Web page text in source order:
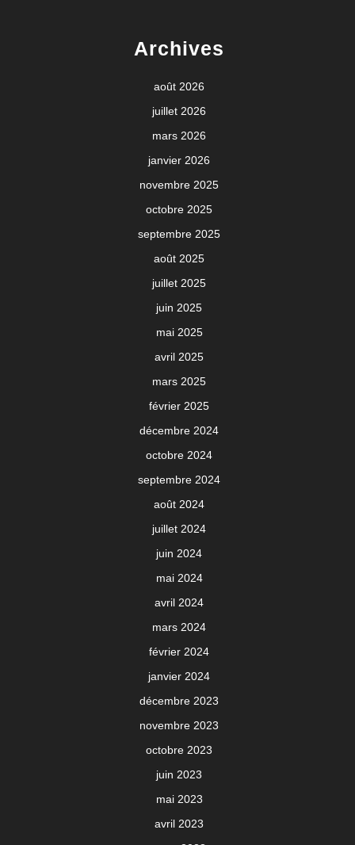
Archives
août 2026
juillet 2026
mars 2026
janvier 2026
novembre 2025
octobre 2025
septembre 2025
août 2025
juillet 2025
juin 2025
mai 2025
avril 2025
mars 2025
février 2025
décembre 2024
octobre 2024
septembre 2024
août 2024
juillet 2024
juin 2024
mai 2024
avril 2024
mars 2024
février 2024
janvier 2024
décembre 2023
novembre 2023
octobre 2023
juin 2023
mai 2023
avril 2023